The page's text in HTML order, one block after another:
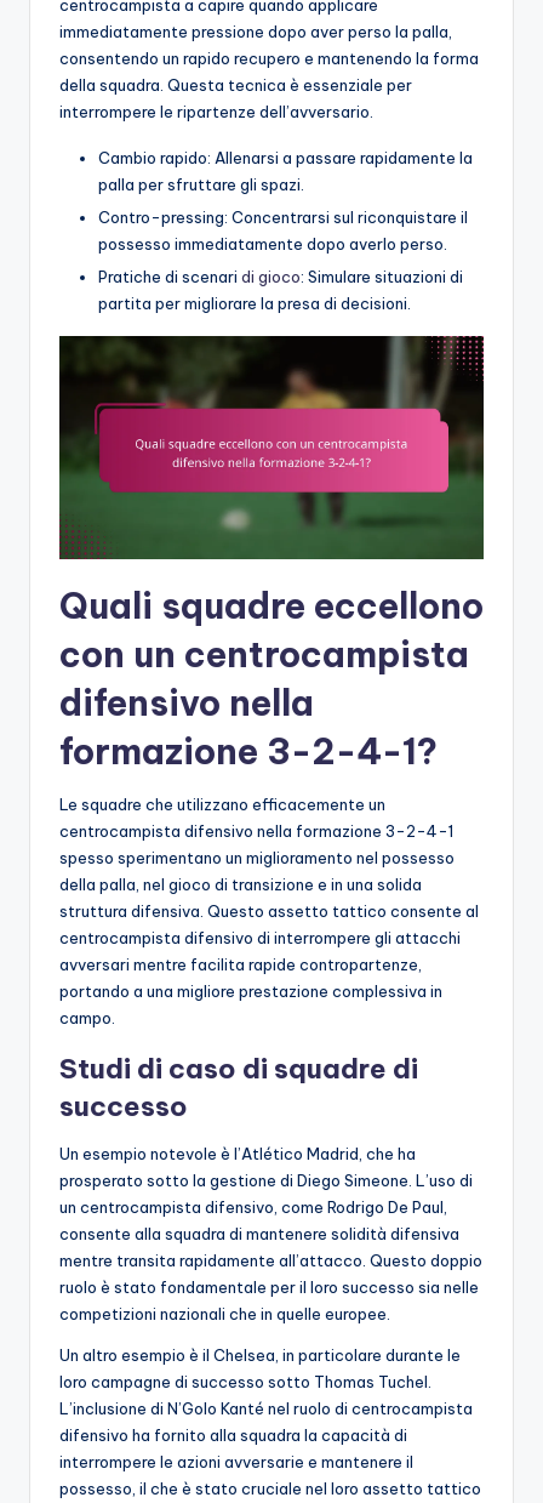
centrocampista a capire quando applicare
immediatamente pressione dopo aver perso la palla,
consentendo un rapido recupero e mantenendo la forma
della squadra. Questa tecnica è essenziale per
interrompere le ripartenze dell’avversario.
Cambio rapido: Allenarsi a passare rapidamente la
palla per sfruttare gli spazi.
Contro-pressing: Concentrarsi sul riconquistare il
possesso immediatamente dopo averlo perso.
Pratiche di scenari di gioco: Simulare situazioni di
partita per migliorare la presa di decisioni.
Quali squadre eccellono
con un centrocampista
difensivo nella
formazione 3-2-4-1?
Le squadre che utilizzano efficacemente un
centrocampista difensivo nella formazione 3-2-4-1
spesso sperimentano un miglioramento nel possesso
della palla, nel gioco di transizione e in una solida
struttura difensiva. Questo assetto tattico consente al
centrocampista difensivo di interrompere gli attacchi
avversari mentre facilita rapide contropartenze,
portando a una migliore prestazione complessiva in
campo.
Studi di caso di squadre di
successo
Un esempio notevole è l’Atlético Madrid, che ha
prosperato sotto la gestione di Diego Simeone. L’uso di
un centrocampista difensivo, come Rodrigo De Paul,
consente alla squadra di mantenere solidità difensiva
mentre transita rapidamente all’attacco. Questo doppio
ruolo è stato fondamentale per il loro successo sia nelle
competizioni nazionali che in quelle europee.
Un altro esempio è il Chelsea, in particolare durante le
loro campagne di successo sotto Thomas Tuchel.
L’inclusione di N’Golo Kanté nel ruolo di centrocampista
difensivo ha fornito alla squadra la capacità di
interrompere le azioni avversarie e mantenere il
possesso, il che è stato cruciale nel loro assetto tattico